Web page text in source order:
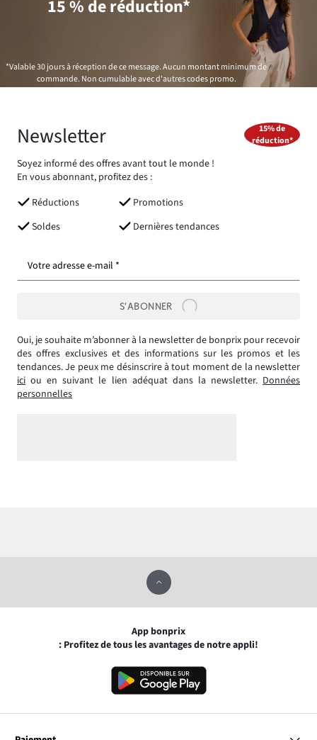
15 % de réduction*
*Valable 30 jours à réception de ce message. Aucun montant minimum de
commande. Non cumulable avec d'autres codes promo.
Newsletter
Soyez informé des offres avant tout le monde !
En vous abonnant, profitez des :
Réductions
Promotions
Soldes
Dernières tendances
15% de
réduction*
Votre adresse e-mail *
S’ABONNER
Oui, je souhaite m’abonner à la newsletter de bonprix pour recevoir
des offres exclusives et des informations sur les promos et les
tendances. Je peux me désinscrire à tout moment de la newsletter
ici ou en suivant le lien adéquat dans la newsletter. Données
personnelles
App bonprix
: Profitez de tous les avantages de notre appli!